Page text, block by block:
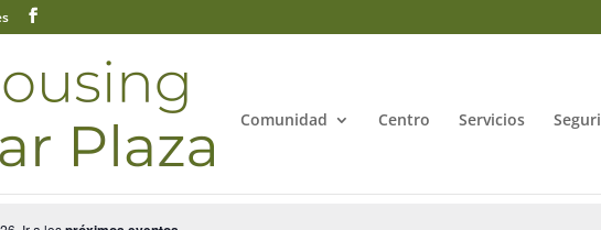
Comunidad Centro Servicios